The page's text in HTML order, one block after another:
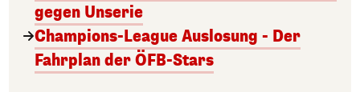
gegen Unserie
Champions-League Auslosung - Der
Fahrplan der ÖFB-Stars